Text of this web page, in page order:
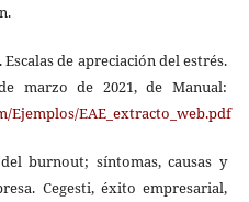
de apreciación del estrés.
marzo de 2021, de Manual:
Ejemplos/EAE_extracto_web.pdf
burnout; síntomas, causas y
Cegesti, éxito empresarial,